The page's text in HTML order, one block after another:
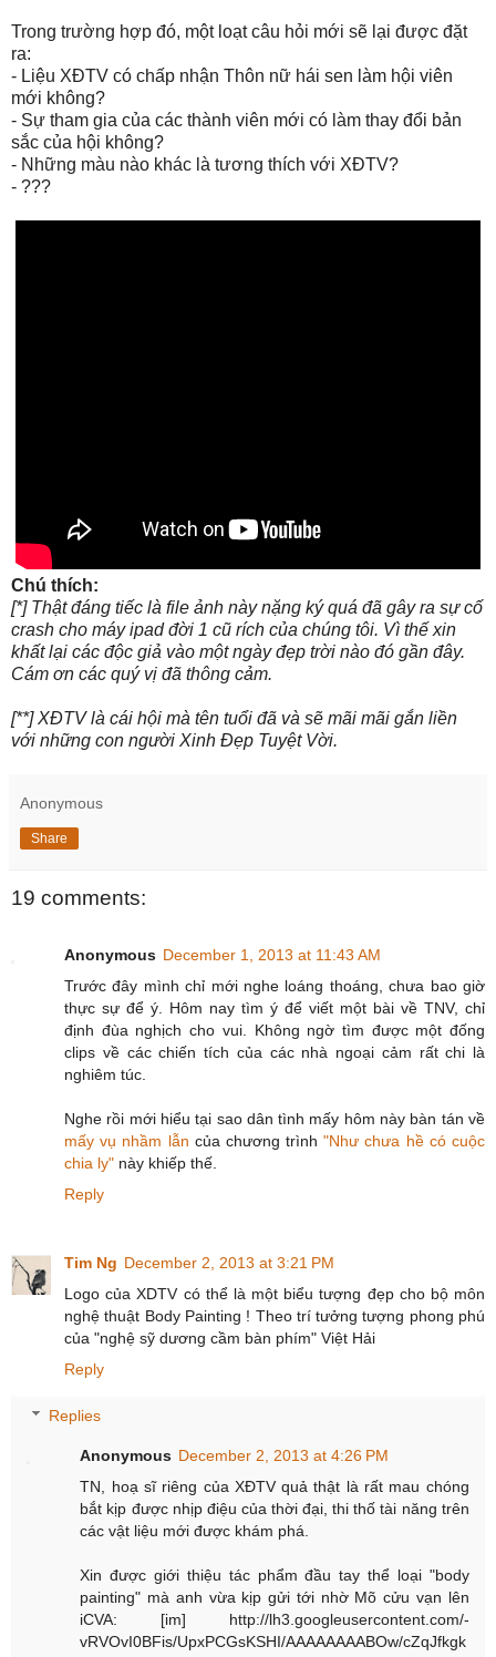
Trong trường hợp đó, một loạt câu hỏi mới sẽ lại được đặt
ra:
- Liệu XĐTV có chấp nhận Thôn nữ hái sen làm hội viên
mới không?
- Sự tham gia của các thành viên mới có làm thay đổi bản
sắc của hội không?
- Những màu nào khác là tương thích với XĐTV?
- ???
Chú thích:
[*] Thật đáng tiếc là file ảnh này nặng ký quá đã gây ra sự cố
crash cho máy ipad đời 1 cũ rích của chúng tôi. Vì thế xin
khất lại các độc giả vào một ngày đẹp trời nào đó gần đây.
Cám ơn các quý vị đã thông cảm.
[**] XĐTV là cái hội mà tên tuổi đã và sẽ mãi mãi gắn liền
với những con người Xinh Đẹp Tuyệt Vời.
Anonymous
Share
19 comments:
Anonymous December 1, 2013 at 11:43 AM
Trước đây mình chỉ mới nghe loáng thoáng, chưa bao giờ
thực sự để ý. Hôm nay tìm ý để viết một bài về TNV, chỉ
định đùa nghịch cho vui. Không ngờ tìm được một đống
clips về các chiến tích của các nhà ngoại cảm rất chi là
nghiêm túc.
Nghe rồi mới hiểu tại sao dân tình mấy hôm này bàn tán về
mấy vụ nhầm lẫn của chương trình"Như chưa hề có cuộc
chia ly" này khiếp thế.
Reply
Tim Ng December 2, 2013 at 3:21 PM
Logo của XDTV có thể là một biểu tượng đẹp cho bộ môn
nghệ thuật Body Painting ! Theo trí tưởng tượng phong phú
của "nghệ sỹ dương cầm bàn phím" Việt Hải
Reply
Replies
Anonymous December 2, 2013 at 4:26 PM
TN, hoạ sĩ riêng của XĐTV quả thật là rất mau chóng
bắt kịp được nhịp điệu của thời đại, thi thố tài năng trên
các vật liệu mới được khám phá.
Xin được giới thiệu tác phẩm đầu tay thể loại "body
painting" mà anh vừa kịp gửi tới nhờ Mõ cửu vạn lên
iCVA: [im] http://lh3.googleusercontent.com/-
vRVOvI0BFis/UpxPCGsKSHI/AAAAAAAABOw/cZqJfkgk